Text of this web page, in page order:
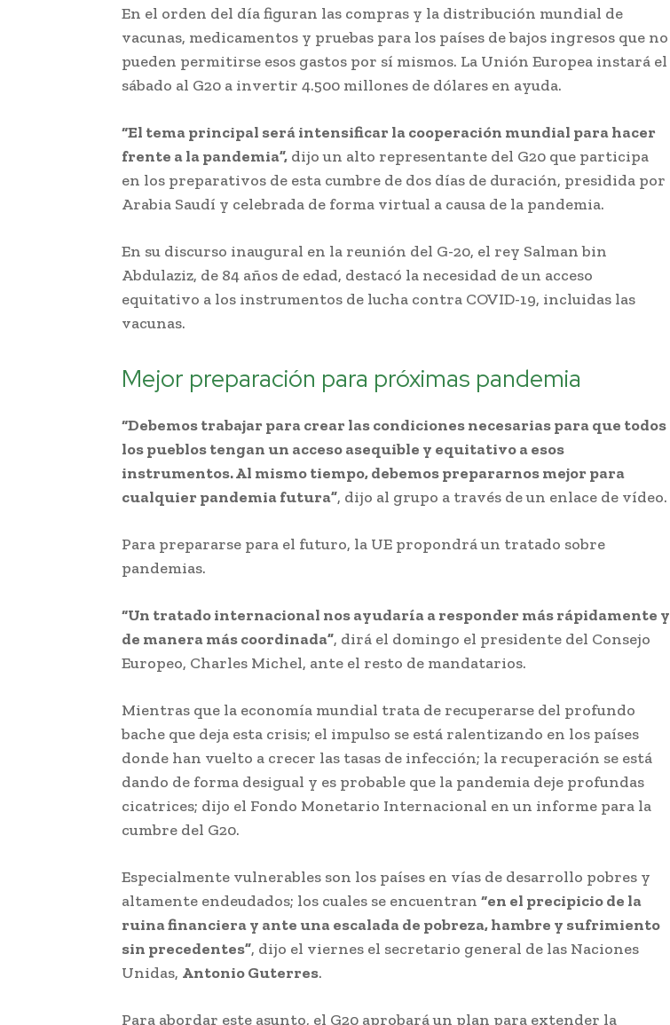
En el orden del día figuran las compras y la distribución mundial de
vacunas, medicamentos y pruebas para los países de bajos ingresos que no
pueden permitirse esos gastos por sí mismos. La Unión Europea instará el
sábado al G20 a invertir 4.500 millones de dólares en ayuda.
“El tema principal será intensificar la cooperación mundial para hacer
frente a la pandemia”, dijo un alto representante del G20 que participa
en los preparativos de esta cumbre de dos días de duración, presidida por
Arabia Saudí y celebrada de forma virtual a causa de la pandemia.
En su discurso inaugural en la reunión del G-20, el rey Salman bin
Abdulaziz, de 84 años de edad, destacó la necesidad de un acceso
equitativo a los instrumentos de lucha contra COVID-19, incluidas las
vacunas.
Mejor preparación para próximas pandemia
“Debemos trabajar para crear las condiciones necesarias para que todos
los pueblos tengan un acceso asequible y equitativo a esos
instrumentos. Al mismo tiempo, debemos prepararnos mejor para
cualquier pandemia futura”, dijo al grupo a través de un enlace de vídeo.
Para prepararse para el futuro, la UE propondrá un tratado sobre
pandemias.
“Un tratado internacional nos ayudaría a responder más rápidamente y
de manera más coordinada”, dirá el domingo el presidente del Consejo
Europeo, Charles Michel, ante el resto de mandatarios.
Mientras que la economía mundial trata de recuperarse del profundo
bache que deja esta crisis; el impulso se está ralentizando en los países
donde han vuelto a crecer las tasas de infección; la recuperación se está
dando de forma desigual y es probable que la pandemia deje profundas
cicatrices; dijo el Fondo Monetario Internacional en un informe para la
cumbre del G20.
Especialmente vulnerables son los países en vías de desarrollo pobres y
altamente endeudados; los cuales se encuentran “en el precipicio de la
ruina financiera y ante una escalada de pobreza, hambre y sufrimiento
sin precedentes”, dijo el viernes el secretario general de las Naciones
Unidas, Antonio Guterres.
Para abordar este asunto, el G20 aprobará un plan para extender la